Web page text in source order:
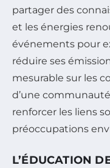
partager des
et les énergies
événements pour
réduire ses
mesurable sur les
d’une
renforcer les liens
préoccupations
L’ÉDUCATION